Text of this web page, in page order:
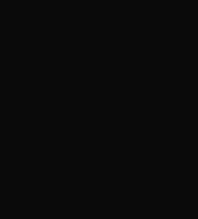
для
Опель Агила?
купить проставки Opel Agila
В нашем каталоге вы можете
высоте и стоимости детали,